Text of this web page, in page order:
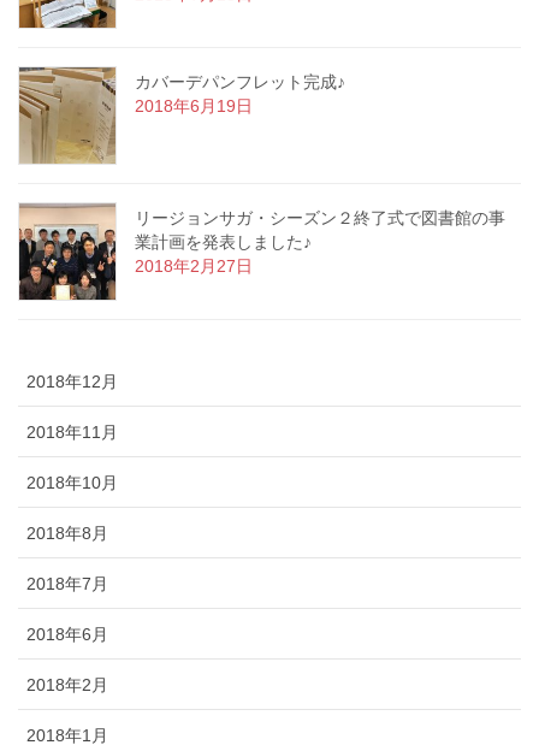
カバーデパンフレット完成♪
2018年6月19日
リージョンサガ・シーズン２終了式で図書館の事
業計画を発表しました♪
2018年2月27日
2018年12月
2018年11月
2018年10月
2018年8月
2018年7月
2018年6月
2018年2月
2018年1月